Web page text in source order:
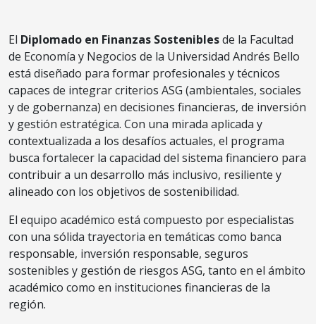
El Diplomado en Finanzas Sosteniblesde la Facultad
de Economía y Negocios de la Universidad Andrés Bello
está diseñado para formar profesionales y técnicos
capaces de integrar criterios ASG (ambientales, sociales
y de gobernanza) en decisiones financieras, de inversión
y gestión estratégica. Con una mirada aplicada y
contextualizada a los desafíos actuales, el programa
busca fortalecer la capacidad del sistema financiero para
contribuir a un desarrollo más inclusivo, resiliente y
alineado con los objetivos de sostenibilidad.
El equipo académico está compuesto por especialistas
con una sólida trayectoria en temáticas como banca
responsable, inversión responsable, seguros
sostenibles y gestión de riesgos ASG, tanto en el ámbito
académico como en instituciones financieras de la
región.